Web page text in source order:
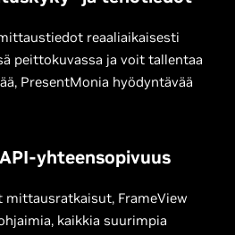
reaaliaikaisesti
peittokuvassa ja voit tallentaa
PresentMonia hyödyntävää
yhteensopivuus
FrameView
kaikkia suurimpia